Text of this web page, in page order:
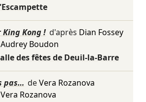
Kong ! d'après Dian Fossey
Audrey Boudon
des fêtes de Deuil-la-Barre
pas… deVera Rozanova
Vera Rozanova